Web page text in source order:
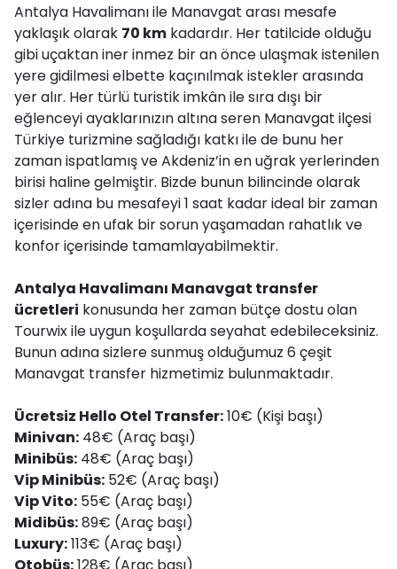
Antalya Havalimanı ile Manavgat arası mesafe
yaklaşık olarak 70 km kadardır. Her tatilcide olduğu
gibi uçaktan iner inmez bir an önce ulaşmak istenilen
yere gidilmesi elbette kaçınılmak istekler arasında
yer alır. Her türlü turistik imkân ile sıra dışı bir
eğlenceyi ayaklarınızın altına seren Manavgat ilçesi
Türkiye turizmine sağladığı katkı ile de bunu her
zaman ispatlamış ve Akdeniz’in en uğrak yerlerinden
birisi haline gelmiştir. Bizde bunun bilincinde olarak
sizler adına bu mesafeyi 1 saat kadar ideal bir zaman
içerisinde en ufak bir sorun yaşamadan rahatlık ve
konfor içerisinde tamamlayabilmektir.
Antalya Havalimanı Manavgat transfer
ücretleri konusunda her zaman bütçe dostu olan
Tourwix ile uygun koşullarda seyahat edebileceksiniz.
Bunun adına sizlere sunmuş olduğumuz 6 çeşit
Manavgat transfer hizmetimiz bulunmaktadır.
Ücretsiz Hello Otel Transfer:10€ (Kişi başı)
Minivan: 48€ (Araç başı)
Minibüs: 48€ (Araç başı)
Vip Minibüs: 52€ (Araç başı)
Vip Vito: 55€ (Araç başı)
Midibüs:89€ (Araç başı)
Luxury:113€ (Araç başı)
Otobüs:128€ (Araç başı)